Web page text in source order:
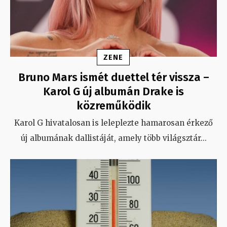
ZENE
Bruno Mars ismét duettel tér vissza –
Karol G új albumán Drake is
közreműködik
Karol G hivatalosan is leleplezte hamarosan érkező
új albumának dallistáját, amely több világsztár...